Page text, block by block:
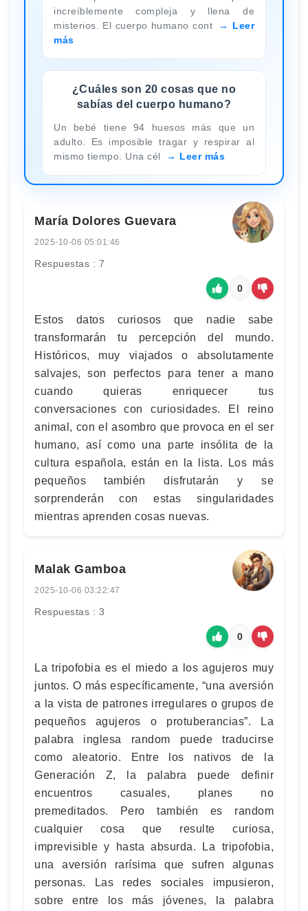
increíblemente compleja y llena de
misterios. El cuerpo humano cont
Leer
más
¿Cuáles son 20 cosas que no
sabías del cuerpo humano?
Un bebé tiene 94 huesos más que un
adulto. Es imposible tragar y respirar al
mismo tiempo. Una cél
Leer más
María Dolores Guevara
2025-10-06 05:01:46
Respuestas : 7
0
Estos datos curiosos que nadie sabe
transformarán tu percepción del mundo.
Históricos, muy viajados o absolutamente
salvajes, son perfectos para tener a mano
cuando quieras enriquecer tus
conversaciones con curiosidades. El reino
animal, con el asombro que provoca en el ser
humano, así como una parte insólita de la
cultura española, están en la lista. Los más
pequeños también disfrutarán y se
sorprenderán con estas singularidades
mientras aprenden cosas nuevas.
Malak Gamboa
2025-10-06 03:22:47
Respuestas : 3
0
La tripofobia es el miedo a los agujeros muy
juntos. O más específicamente, “una aversión
a la vista de patrones irregulares o grupos de
pequeños agujeros o protuberancias”. La
palabra inglesa random puede traducirse
como aleatorio. Entre los nativos de la
Generación Z, la palabra puede definir
encuentros casuales, planes no
premeditados. Pero también es random
cualquier cosa que resulte curiosa,
imprevisible y hasta absurda. La tripofobia,
una aversión rarísima que sufren algunas
personas. Las redes sociales impusieron,
sobre entre los más jóvenes, la palabra